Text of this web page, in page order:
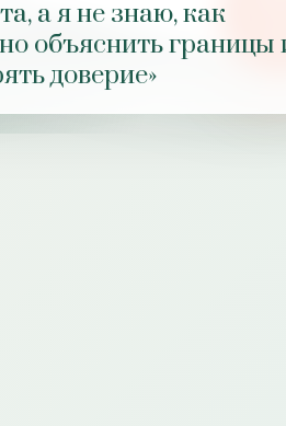
а я не знаю, как
объяснить границы
доверие»